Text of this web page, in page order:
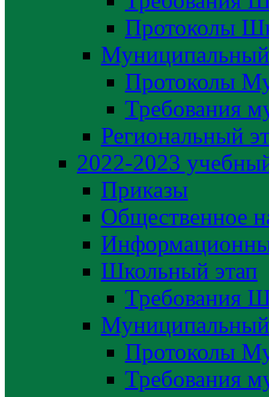
Протоколы
Муниципальный
Протоколы
Требования
Региональный
2022-2023
Приказы
Общественное
Школьный этап
Требования
Муниципальный
Протоколы
Требования